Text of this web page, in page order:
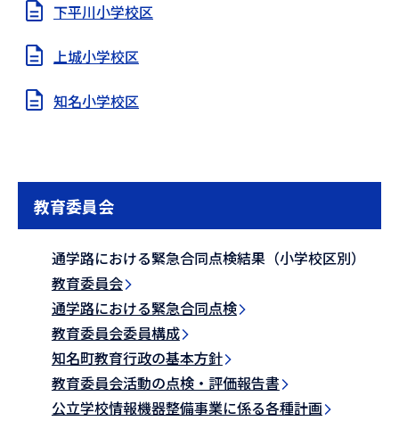
下平川小学校区
上城小学校区
知名小学校区
教育委員会
通学路における緊急合同点検結果（小学校区別）
教育委員会
通学路における緊急合同点検
教育委員会委員構成
知名町教育行政の基本方針
教育委員会活動の点検・評価報告書
公立学校情報機器整備事業に係る各種計画